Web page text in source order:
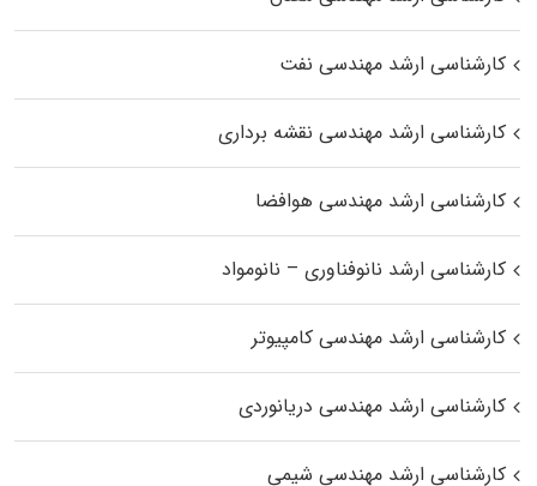
کارشناسی ارشد مهندسی نفت
کارشناسی ارشد مهندسی نقشه برداری
کارشناسی ارشد مهندسی هوافضا
کارشناسی ارشد نانوفناوری – نانومواد
کارشناسی ارشد مهندسی کامپیوتر
کارشناسی ارشد مهندسی دریانوردی
کارشناسی ارشد مهندسی شیمی